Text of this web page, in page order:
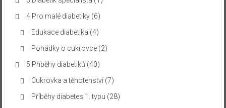
4 Pro malé diabetiky(6)
Edukace diabetika (4)
Pohádky o cukrovce(2)
5 Příběhy diabetiků (40)
Cukrovka a těhotenství(7)
Příběhy diabetes 1. typu (28)